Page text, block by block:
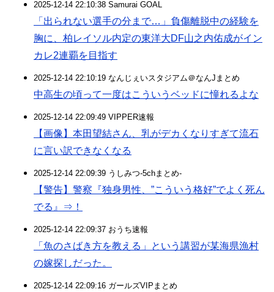
2025-12-14 22:10:38 Samurai GOAL
「出られない選手の分まで…」負傷離脱中の経験を
胸に、柏レイソル内定の東洋大DF山之内佑成がイン
カレ2連覇を目指す
2025-12-14 22:10:19 なんじぇいスタジアム＠なんJまとめ
中高生の頃って一度はこういうベッドに憧れるよな
2025-12-14 22:09:49 VIPPER速報
【画像】本田望結さん、乳がデカくなりすぎて流石
に言い訳できなくなる
2025-12-14 22:09:39 うしみつ-5chまとめ-
【警告】警察『独身男性、”こういう格好”でよく死ん
でる』⇒！
2025-12-14 22:09:37 おうち速報
「魚のさばき方を教える」という講習が某海県漁村
の嫁探しだった。
2025-12-14 22:09:16 ガールズVIPまとめ